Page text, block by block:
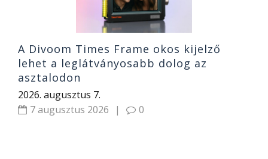
A Divoom Times Frame okos kijelző
lehet a leglátványosabb dolog az
asztalodon
2026. augusztus 7.
7 augusztus 2026
| 0